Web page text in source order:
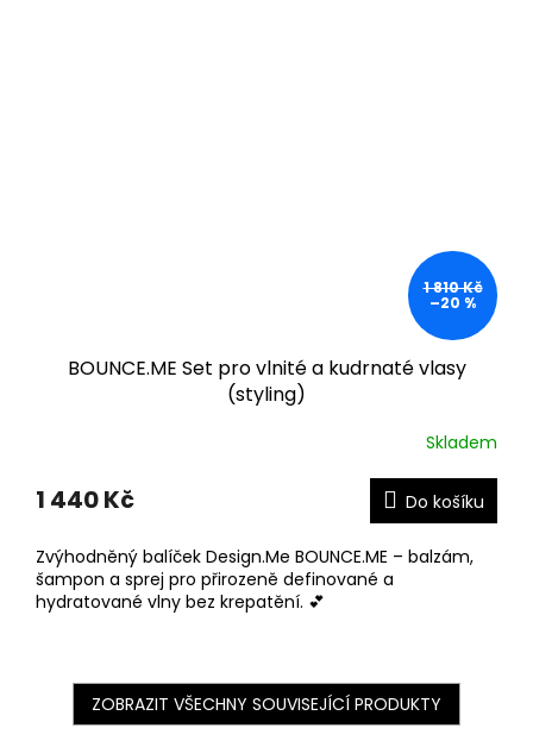
1 810 Kč
–20 %
BOUNCE.ME Set pro vlnité a kudrnaté vlasy
(styling)
Skladem
1 440 Kč Do košíku
Zvýhodněný balíček Design.Me BOUNCE.ME – balzám,
šampon a sprej pro přirozeně definované a
hydratované vlny bez krepatění. 💕
ZOBRAZIT VŠECHNY SOUVISEJÍCÍ PRODUKTY